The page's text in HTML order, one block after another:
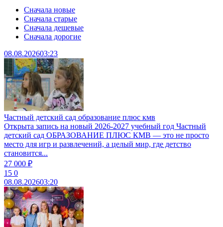
Сначала новые
Сначала старые
Сначала дешевые
Сначала дорогие
08.08.202603:23
Частный детский сад образование плюс кмв
Открыта запись на новый 2026-2027 учебный год Частный
детский сад ОБРАЗОВАНИЕ ПЛЮС КМВ — это не просто
место для игр и развлечений, а целый мир, где детство
становится...
27 000 ₽
15 0
08.08.202603:20